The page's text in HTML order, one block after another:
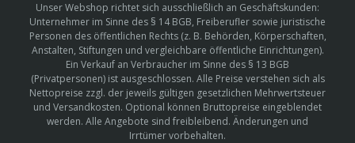
Unser Webshop richtet sich ausschließlich an Geschäftskunden:
Unternehmer im Sinne des § 14 BGB, Freiberufler sowie juristische
Personen des öffentlichen Rechts (z. B. Behörden, Körperschaften,
Anstalten, Stiftungen und vergleichbare öffentliche Einrichtungen).
Ein Verkauf an Verbraucher im Sinne des § 13 BGB
(Privatpersonen) ist ausgeschlossen. Alle Preise verstehen sich als
Nettopreise zzgl. der jeweils gültigen gesetzlichen Mehrwertsteuer
und Versandkosten. Optional können Bruttopreise eingeblendet
werden. Alle Angebote sind freibleibend. Änderungen und
Irrtümer vorbehalten.